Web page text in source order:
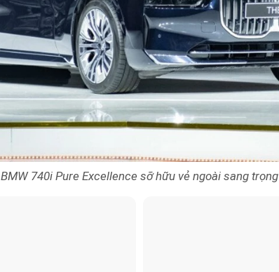
BMW 740i Pure Excellence sỡ hữu vẻ ngoài sang trọng